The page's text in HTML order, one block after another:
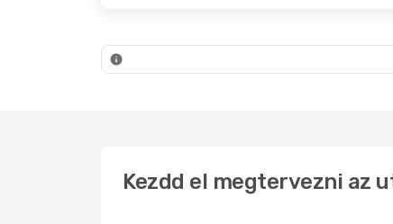
Thira - Szantorini- Budapest
Kezdd el megtervezni az